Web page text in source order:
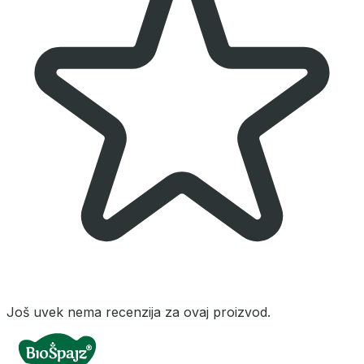
Još uvek nema recenzija za ovaj proizvod.